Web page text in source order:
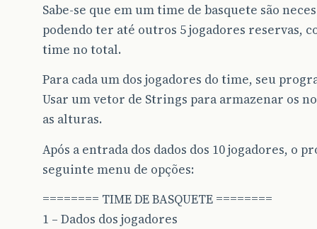
Sabe-se que em um time de basquete são
podendo ter até outros 5 jogadores reservas,
time no total.
Para cada um dos jogadores do time, seu
Usar um vetor de Strings para armazenar os
as alturas.
Após a entrada dos dados dos 10 jogadores, o
seguinte menu de opções:
======== TIME DE BASQUETE ========
1 – Dados dos jogadores